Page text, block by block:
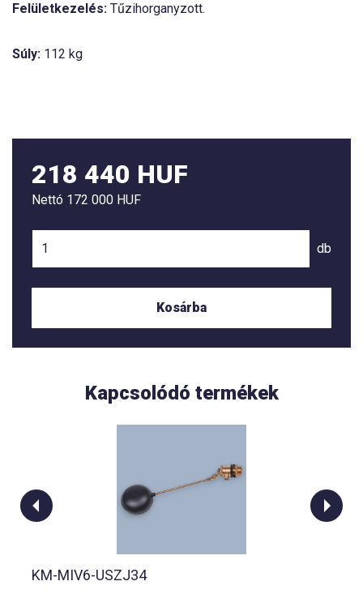
Felületkezelés: Tűzihorganyzott.
Súly: 112 kg
218 440 HUF
Nettó 172 000 HUF
db
Kosárba
Kapcsolódó termékek
KM-MIV6-USZJ34